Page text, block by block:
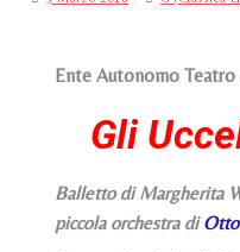
Ente Autonomo Teatro
Gli
Balletto di Margherita
piccola orchestra di